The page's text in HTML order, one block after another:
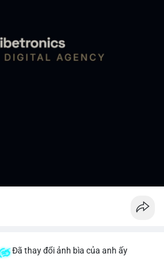
Đã thay đổi ảnh bìa của anh ấy